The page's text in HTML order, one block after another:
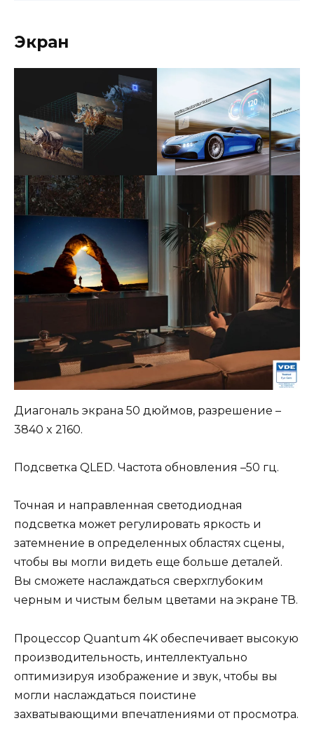
Экран
Диагональ экрана 50 дюймов, разрешение –
3840 x 2160.
Подсветка QLED. Частота обновления –50 гц.
Точная и направленная светодиодная
подсветка может регулировать яркость и
затемнение в определенных областях сцены,
чтобы вы могли видеть еще больше деталей.
Вы сможете наслаждаться сверхглубоким
черным и чистым белым цветами на экране ТВ.
Процессор Quantum 4K обеспечивает высокую
производительность, интеллектуально
оптимизируя изображение и звук, чтобы вы
могли наслаждаться поистине
захватывающими впечатлениями от просмотра.